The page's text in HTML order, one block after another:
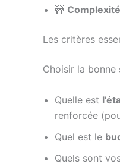
🚧
Les critères
Choisir la bonne
Quelle est
renforcée
Quel est le
Quels sont